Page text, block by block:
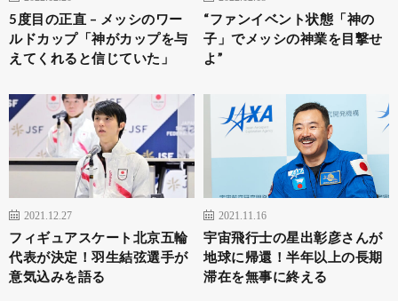
5度目の正直 – メッシのワー
ルドカップ「神がカップを与
えてくれると信じていた」
“ファンイベント状態「神の
子」でメッシの神業を目撃せ
よ”
2021.12.27
フィギュアスケート北京五輪
代表が決定！羽生結弦選手が
意気込みを語る
2021.11.16
宇宙飛行士の星出彰彦さんが
地球に帰還！半年以上の長期
滞在を無事に終える